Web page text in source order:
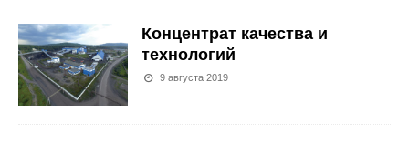
Концентрат качества и
технологий
9 августа 2019